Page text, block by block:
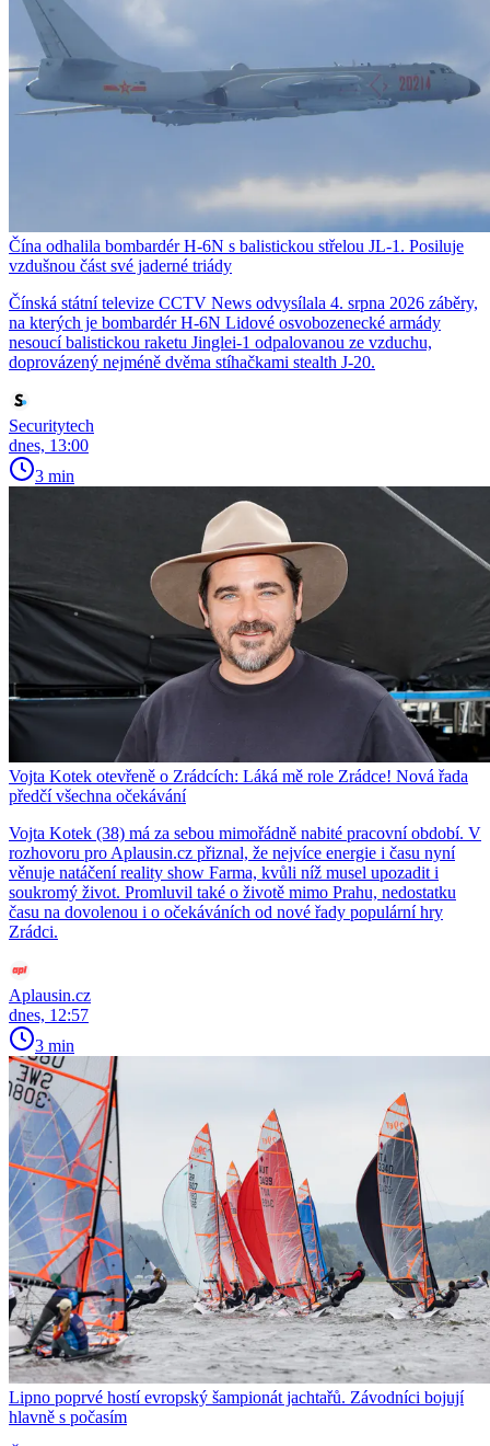
Čína odhalila bombardér H-6N s balistickou střelou JL-1. Posiluje
vzdušnou část své jaderné triády
Čínská státní televize CCTV News odvysílala 4. srpna 2026 záběry,
na kterých je bombardér H-6N Lidové osvobozenecké armády
nesoucí balistickou raketu Jinglei-1 odpalovanou ze vzduchu,
doprovázený nejméně dvěma stíhačkami stealth J-20.
Securitytech
dnes, 13:00
3 min
Vojta Kotek otevřeně o Zrádcích: Láká mě role Zrádce! Nová řada
předčí všechna očekávání
Vojta Kotek (38) má za sebou mimořádně nabité pracovní období. V
rozhovoru pro Aplausin.cz přiznal, že nejvíce energie i času nyní
věnuje natáčení reality show Farma, kvůli níž musel upozadit i
soukromý život. Promluvil také o životě mimo Prahu, nedostatku
času na dovolenou i o očekáváních od nové řady populární hry
Zrádci.
Aplausin.cz
dnes, 12:57
3 min
Lipno poprvé hostí evropský šampionát jachtařů. Závodníci bojují
hlavně s počasím